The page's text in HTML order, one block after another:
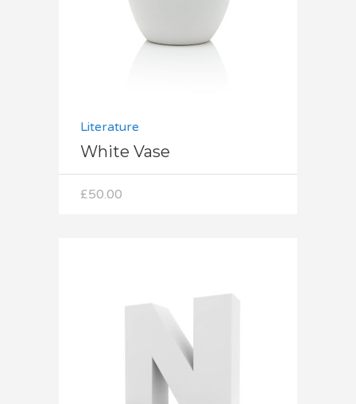
Literature
White Vase
£50.00
Dodaj do koszyka